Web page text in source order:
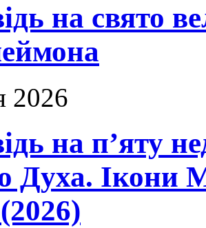
на свято
2026
на п’яту
Духа. Ікони